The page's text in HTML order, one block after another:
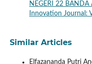
NEGERI 22 BANDA
Innovation Journal:
Similar Articles
Elfazananda Putri